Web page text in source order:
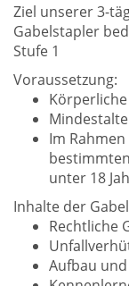
Ziel unserer 3-
Gabelstapler
Stufe 1
Voraussetzung:
Im
unter 18
Inhalte der
Rechtliche
Aufbau